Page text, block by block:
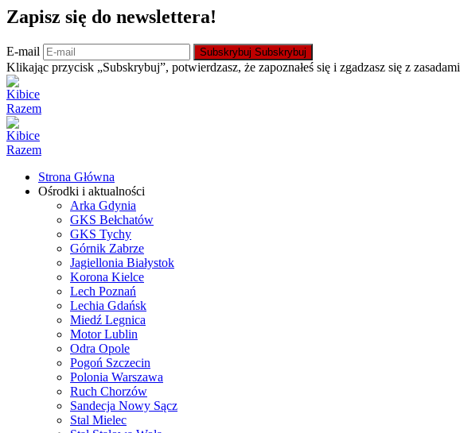
Zapisz się do newslettera!
E-mail Subskrybuj Subskrybuj
Klikając przycisk „Subskrybuj”, potwierdzasz, że zapoznałeś się i zgadzasz się z zasadami
Strona Główna
Ośrodki i aktualności
Arka Gdynia
GKS Bełchatów
GKS Tychy
Górnik Zabrze
Jagiellonia Białystok
Korona Kielce
Lech Poznań
Lechia Gdańsk
Miedź Legnica
Motor Lublin
Odra Opole
Pogoń Szczecin
Polonia Warszawa
Ruch Chorzów
Sandecja Nowy Sącz
Stal Mielec